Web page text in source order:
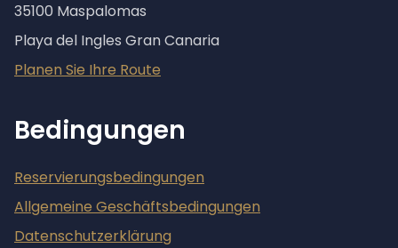
35100 Maspalomas
Playa del Ingles Gran Canaria
Planen Sie Ihre Route
Bedingungen
Reservierungsbedingungen
Allgemeine Geschäftsbedingungen
Datenschutzerklärung